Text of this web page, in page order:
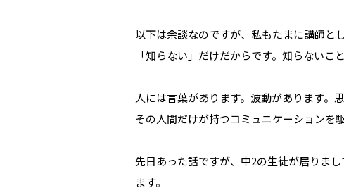
以下は余談なのですが、私もたまに講師と
「知らない」だけだからです。知らないこ
人には言葉があります。波動があります。思
その人間だけが持つコミュニケーションを
先日あった話ですが、中2の生徒が居りま
ます。